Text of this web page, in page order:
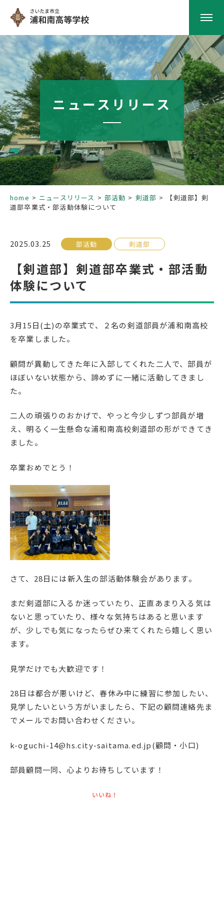
HOME
学校紹介
南高の教育
学校生活
部活動
受検生の方へ
年間スケジュール
教科ガイド
校長室より
保健室より
図書室より
事務室より
保護者の方へ
本校のPTA活動
地域の皆様へ
同窓会
アクセス
ニュースリリース
home ニュースリリース 部活動 剣道部
【剣道部】剣
道部卒業式・部活動体験について
2025.03.25 部活動 剣道部
【剣道部】剣道部卒業式・部活動
体験について
3月15日(土)の卒業式で、２名の剣道部員が浦和南高校
を卒業しました。
顧問が異動してきた年に入部してくれた二人で、部員が
ほぼいない状態から、諦めずに一緒に活動してきまし
た。
二人の頑張りのおかげで、やっと今少しずつ部員が増
え、明るく一生懸命な浦和南高校剣道部の形ができてき
ました。
卒業おめでとう！
さて、28日には新入生の部活動体験会があります。
まだ剣道部に入るか迷っていたり、正直あまり入る気は
ないと思っていたり、様々な気持ちはあると思います
が、少しでも気になったらぜひ来てくれたら嬉しく思い
ます。
見学だけでも大歓迎です！
28日は都合が悪いけど、春休み中に練習に参加したい、
見学したいという方がいましたら、下記の顧問連絡先ま
でメールでお問い合わせください。
k-oguchi-14@hs.city-saitama.ed.jp(顧問・小口)
部員顧問一同、心よりお待ちしています！
いいね！